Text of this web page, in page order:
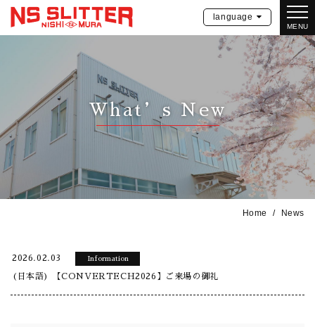
MENU
language
What’s New
Home News
2026.02.03 Information
(日本語) 【CONVERTECH2026】ご来場の御礼